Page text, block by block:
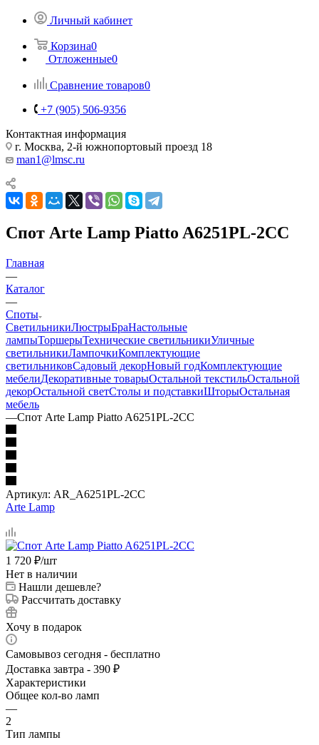
Личный кабинет
Корзина0
Отложенные0
Сравнение товаров0
+7 (905) 506-9356
Контактная информация
г. Москва, 2-й южнопортовый проезд 18
man1@lmsc.ru
Спот Arte Lamp Piatto A6251PL-2CC
Главная
—
Каталог
—
Споты
СветильникиЛюстрыБраНастольные
лампыТоршерыТехнические светильникиУличные
светильникиЛампочкиКомплектующие
светильниковСадовый декорНовый годКомплектующие
мебелиДекоративные товарыОстальной текстильОстальной
декорОстальной светСтолы и подставкиШторыОстальная
мебель
—Спот Arte Lamp Piatto A6251PL-2CC
Артикул: AR_A6251PL-2CC
Arte Lamp
1 720 ₽/шт
Нет в наличии
Нашли дешевле?
Рассчитать доставку
Хочу в подарок
Самовывоз сегодня - бесплатно
Доставка завтра - 390 ₽
Характеристики
Общее кол-во ламп
—
2
Тип лампы